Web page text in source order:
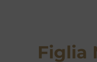
Figlia